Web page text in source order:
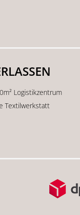
Logistikzentrum
Textilwerkstatt